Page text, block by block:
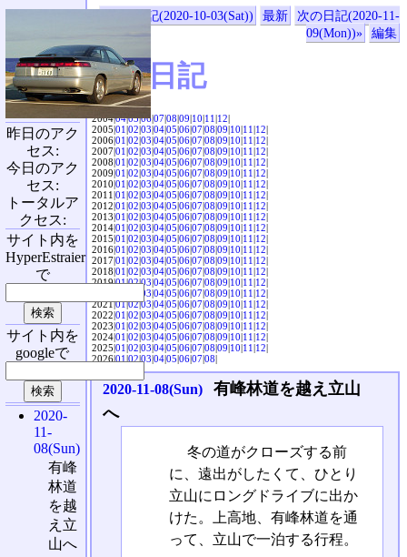
«前の日記(2020-10-03(Sat)) 最新
次の日記(2020-11-
09(Mon))»
編集
SVX日記
2004|04|05|06|07|08|09|10|11|12|
2005|01|02|03|04|05|06|07|08|09|10|11|12|
2006|01|02|03|04|05|06|07|08|09|10|11|12|
2007|01|02|03|04|05|06|07|08|09|10|11|12|
2008|01|02|03|04|05|06|07|08|09|10|11|12|
2009|01|02|03|04|05|06|07|08|09|10|11|12|
2010|01|02|03|04|05|06|07|08|09|10|11|12|
2011|01|02|03|04|05|06|07|08|09|10|11|12|
2012|01|02|03|04|05|06|07|08|09|10|11|12|
2013|01|02|03|04|05|06|07|08|09|10|11|12|
2014|01|02|03|04|05|06|07|08|09|10|11|12|
2015|01|02|03|04|05|06|07|08|09|10|11|12|
2016|01|02|03|04|05|06|07|08|09|10|11|12|
2017|01|02|03|04|05|06|07|08|09|10|11|12|
2018|01|02|03|04|05|06|07|08|09|10|11|12|
2019|01|02|03|04|05|06|07|08|09|10|11|12|
03|04|05|06|07|08|09|10|11|12|
2021|01|02|03|04|05|06|07|08|09|10|11|12|
2022|01|02|03|04|05|06|07|08|09|10|11|12|
2023|01|02|03|04|05|06|07|08|09|10|11|12|
2024|01|02|03|04|05|06|07|08|09|10|11|12|
2025|01|02|03|04|05|06|07|08|09|10|11|12|
2026|01|02|03|04|05|06|07|08|
2020-11-08(Sun)
有峰林道を越え立山
へ
冬の道がクローズする前
に、遠出がしたくて、ひとり
立山にロングドライブに出か
けた。上高地、有峰林道を通
って、立山で一泊する行程。
昨日のアク
セス:
今日のアク
セス:
トータルア
クセス:
サイト内を
HyperEstraier
で
サイト内を
googleで
2020-
11-
08(Sun)
有峰
林道
を越
え立
山へ